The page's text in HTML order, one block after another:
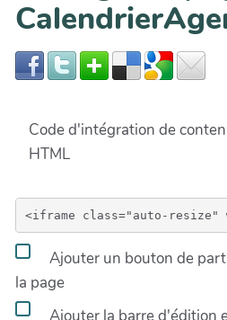
Code d'intégration de
HTML
Ajouter un bouton de
la page
Ajouter la barre d'édition